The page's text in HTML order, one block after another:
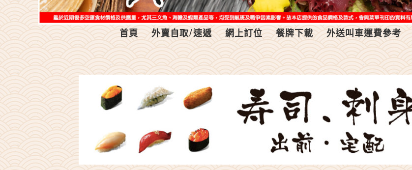
首頁 外賣自取/速遞 網上訂位 餐牌下載 外送叫車運費參考